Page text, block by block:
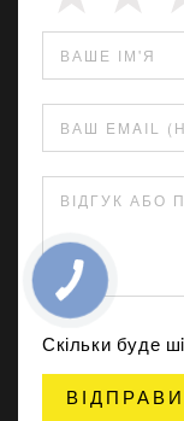
ВАШЕ ІМ'Я
ВАШ EMAIL
ВІДГУК АБО
Скільки буде